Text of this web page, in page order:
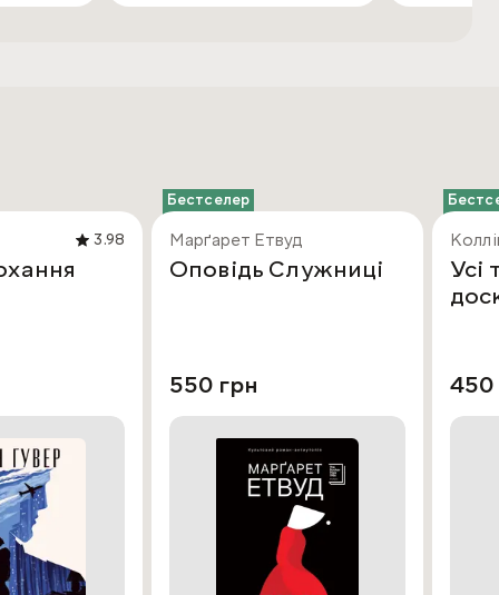
3.98
Бестселер
Марґарет Етвуд
Оповідь Служниці
550 грн
Усі
450